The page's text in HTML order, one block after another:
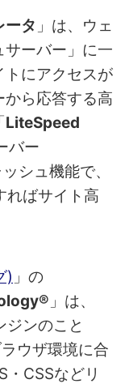
ータ 」は、ウェ
ーバー」に一
トにアクセスが
ら応答する高
LiteSpeed
バー
シュ機能で、
ればサイト高
) 」の
」は、
ンのこと
ウザ環境に合
・CSSなどリ